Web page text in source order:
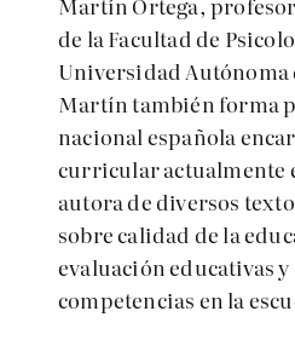
de la Facultad de
Universidad
Martín también forma
nacional española
curricular actualmente
autora de diversos
sobre calidad de la
evaluación educativas
competencias en la